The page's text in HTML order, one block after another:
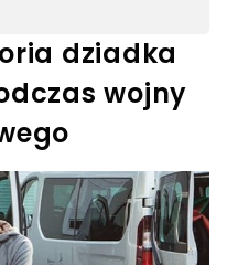
dziadka
wojny